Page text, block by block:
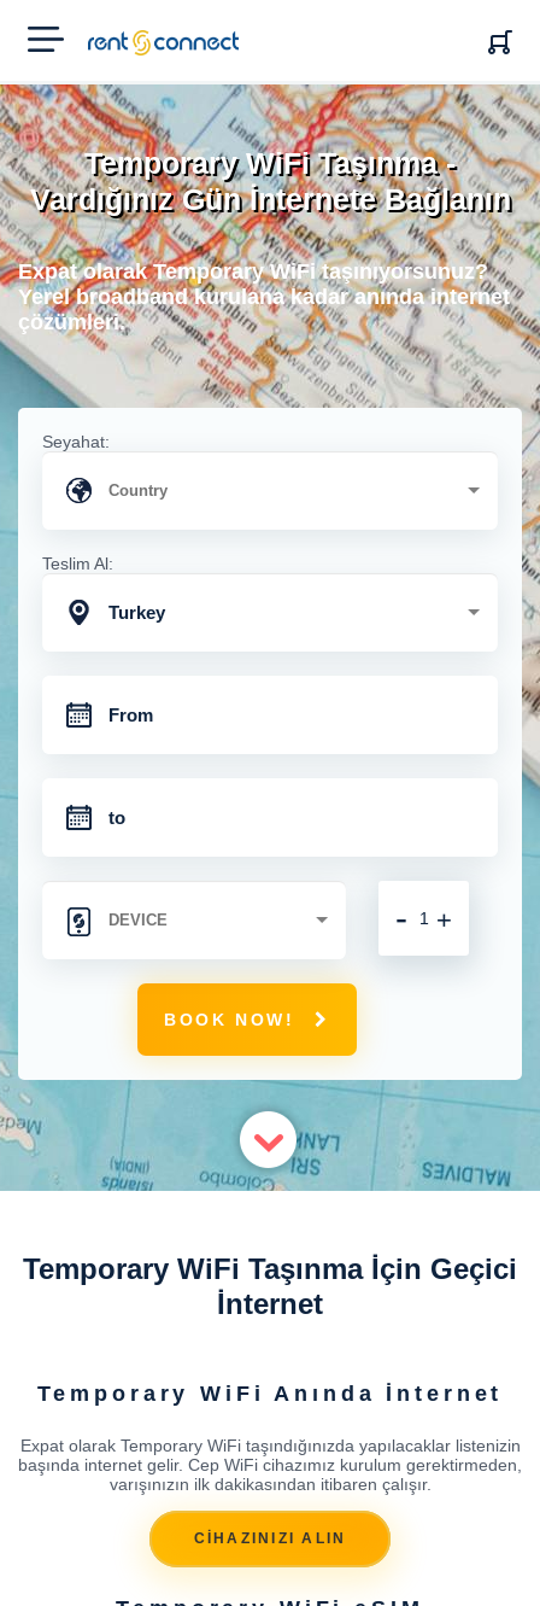
RENT'N
CONNECT
Temporary WiFi Taşınma -
Vardığınız Gün İnternete Bağlanın
Expat olarak Temporary WiFi taşınıyorsunuz?
Yerel broadband kurulana kadar anında internet
çözümleri.
Seyahat:
Teslim Al:
Turkey
+
-
BOOK NOW!
Temporary WiFi Taşınma İçin Geçici
İnternet
Temporary WiFi Anında İnternet
Expat olarak Temporary WiFi taşındığınızda yapılacaklar listenizin
başında internet gelir. Cep WiFi cihazımız kurulum gerektirmeden,
varışınızın ilk dakikasından itibaren çalışır.
CİHAZINIZI ALIN